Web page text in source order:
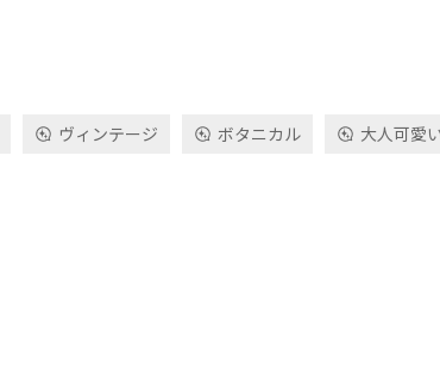
ヴィンテージ ボタニカル 大人可愛